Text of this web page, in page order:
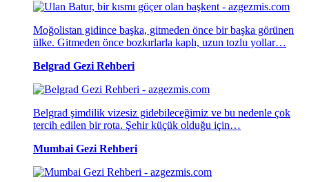
Moğolistan gidince başka, gitmeden önce bir başka görünen
ülke. Gitmeden önce bozkırlarla kaplı, uzun tozlu yollar…
Belgrad Gezi Rehberi
Belgrad şimdilik vizesiz gidebileceğimiz ve bu nedenle çok
tercih edilen bir rota. Şehir küçük olduğu için…
Mumbai Gezi Rehberi